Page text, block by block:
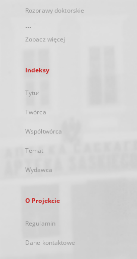
Rozprawy doktorskie
...
Zobacz więcej
Indeksy
Tytuł
Twórca
Współtwórca
Temat
Wydawca
O Projekcie
Regulamin
Dane kontaktowe